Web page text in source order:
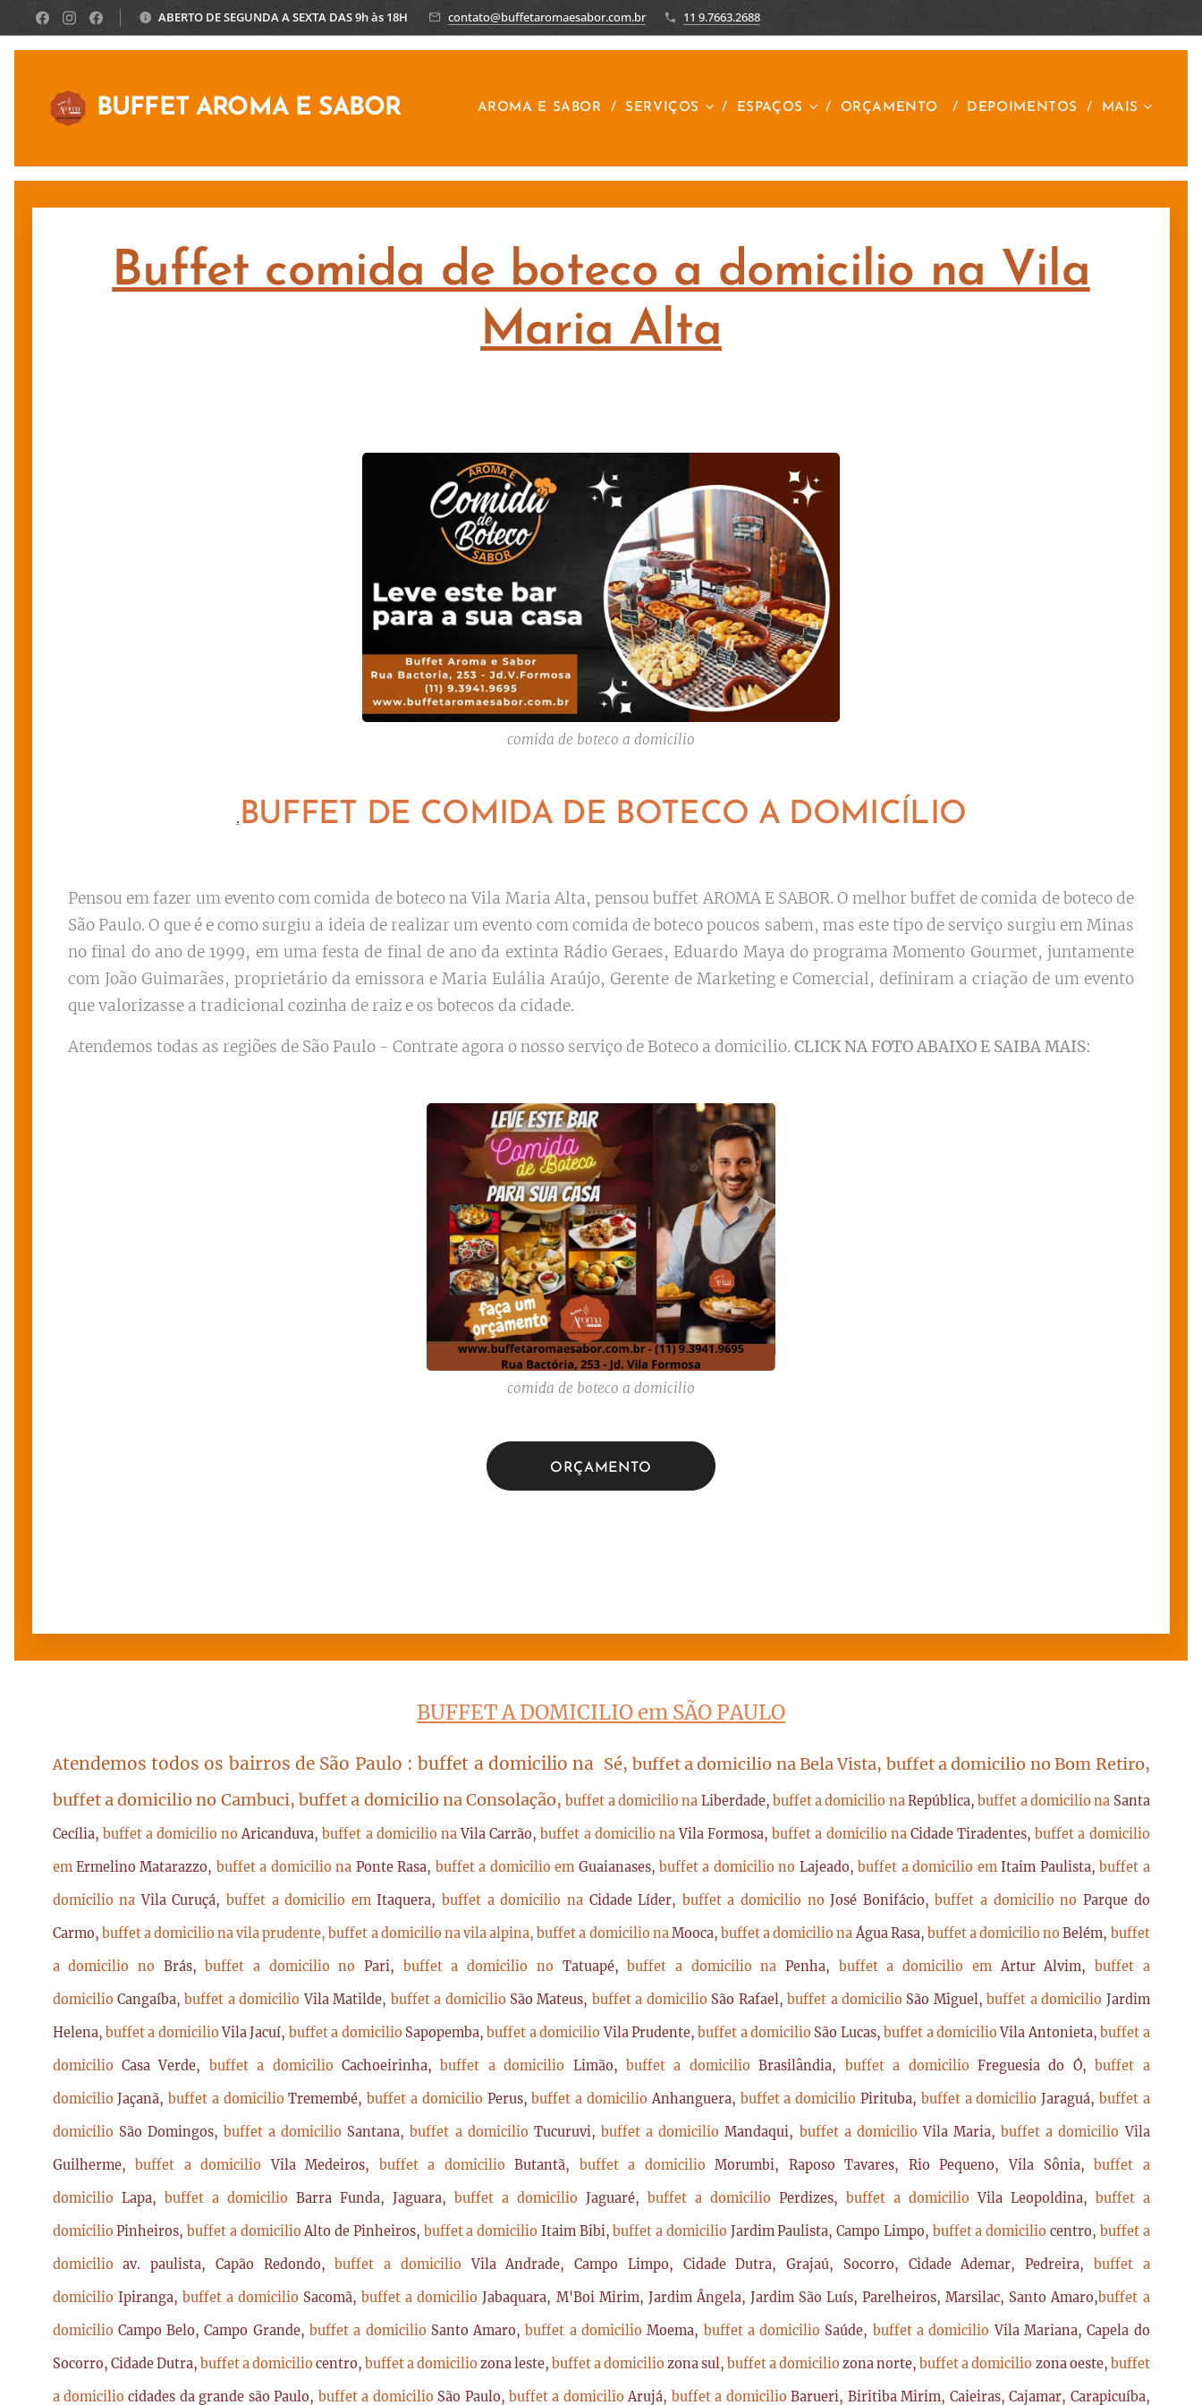
ABERTO DE SEGUNDA A SEXTA DAS 9h às 18H contato@buffetaromaesabor.com.br 11 9.7663.2688
BUFFET AROMA E SABOR AROMA E SABOR SERVIÇOS ESPAÇOS ORÇAMENTO DEPOIMENTOS MAIS
Buffet comida de boteco a domicilio na Vila
Maria Alta
comida de boteco a domicilio
.BUFFET DE COMIDA DE BOTECO A DOMICÍLIO
Pensou em fazer um evento com comida de boteco na Vila Maria Alta, pensou buffet AROMA E SABOR. O melhor buffet de comida de boteco de
São Paulo. O que é e como surgiu a ideia de realizar um evento com comida de boteco poucos sabem, mas este tipo de serviço surgiu em Minas
no final do ano de 1999, em uma festa de final de ano da extinta Rádio Geraes, Eduardo Maya do programa Momento Gourmet, juntamente
com João Guimarães, proprietário da emissora e Maria Eulália Araújo, Gerente de Marketing e Comercial, definiram a criação de um evento
que valorizasse a tradicional cozinha de raiz e os botecos da cidade.
Atendemos todas as regiões de São Paulo - Contrate agora o nosso serviço de Boteco a domicilio. CLICK NA FOTO ABAIXO E SAIBA MAIS:
comida de boteco a domicilio
ORÇAMENTO
BUFFET A DOMICILIO em SÃO PAULO
Atendemos todos os bairros de São Paulo : buffet a domicilio na Sé, buffet a domicilio na Bela Vista, buffet a domicilio no Bom Retiro,
buffet a domicilio no Cambuci, buffet a domicilio na Consolação,buffet a domicilio na Liberdade, buffet a domicilio naRepública,buffet a domicilio na Santa
Cecília, buffet a domicilio noAricanduva,buffet a domicilio naVila Carrão,buffet a domicilio naVila Formosa,buffet a domicilio na Cidade Tiradentes,buffet a domicilio
em Ermelino Matarazzo, buffet a domicilio na Ponte Rasa, buffet a domicilio em Guaianases,buffet a domicilio no Lajeado,buffet a domicilio emItaim Paulista,buffet a
domicilio naVila Curuçá, buffet a domicilio emItaquera,buffet a domicilio na Cidade Líder, buffet a domicilio noJosé Bonifácio,buffet a domicilio no Parque do
Carmo, buffet a domicilio na vila prudente,buffet a domicilio na vila alpina, buffet a domicilio naMooca,buffet a domicilio naÁgua Rasa, buffet a domicilio noBelém, buffet
a domicilio no Brás,buffet a domicilio noPari, buffet a domicilio no Tatuapé,buffet a domicilio naPenha, buffet a domicilio emArtur Alvim, buffet a
domicilio Cangaíba,buffet a domicilioVila Matilde, buffet a domicilio São Mateus, buffet a domicilio São Rafael,buffet a domicilio São Miguel,buffet a domicilio Jardim
Helena, buffet a domicilioVila Jacuí, buffet a domicilio Sapopemba,buffet a domicilioVila Prudente,buffet a domicilio São Lucas,buffet a domicilioVila Antonieta,buffet a
domicilio Casa Verde, buffet a domicilio Cachoeirinha,buffet a domicilio Limão,buffet a domicilioBrasilândia, buffet a domicilio Freguesia do Ó,buffet a
domicilioJaçanã,buffet a domicilioTremembé,buffet a domicilio Perus,buffet a domicilioAnhanguera, buffet a domicilio Pirituba, buffet a domicilioJaraguá, buffet a
domicilio São Domingos, buffet a domicilio Santana,buffet a domicilio Tucuruvi, buffet a domicilioMandaqui, buffet a domicilioVila Maria,buffet a domicilioVila
Guilherme,buffet a domicilioVila Medeiros, buffet a domicilioButantã, buffet a domicilioMorumbi, Raposo Tavares, Rio Pequeno, Vila Sônia,buffet a
domicilio Lapa, buffet a domicilio Barra Funda, Jaguara, buffet a domicilio Jaguaré, buffet a domicilio Perdizes, buffet a domicilioVila Leopoldina, buffet a
domicilioPinheiros,buffet a domicilioAlto de Pinheiros, buffet a domicilio Itaim Bibi,buffet a domicilio Jardim Paulista, Campo Limpo, buffet a domiciliocentro, buffet a
domicilioav. paulista, Capão Redondo,buffet a domicilioVila Andrade, Campo Limpo, Cidade Dutra, Grajaú, Socorro, Cidade Ademar, Pedreira, buffet a
domicilio Ipiranga, buffet a domicilio Sacomã,buffet a domicilioJabaquara, M'Boi Mirim, Jardim Ângela, Jardim São Luís, Parelheiros, Marsilac, Santo Amaro,buffet a
domicilio Campo Belo, Campo Grande, buffet a domicilio Santo Amaro,buffet a domicilioMoema, buffet a domicilio Saúde, buffet a domicilioVila Mariana, Capela do
Socorro, Cidade Dutra, buffet a domicilio centro, buffet a domicilio zona leste, buffet a domiciliozona sul,buffet a domiciliozona norte,buffet a domicilio zona oeste, buffet
a domiciliocidades da grande são Paulo, buffet a domicilio São Paulo,buffet a domicilioArujá, buffet a domicilioBarueri, Biritiba Mirim, Caieiras, Cajamar, Carapicuíba,